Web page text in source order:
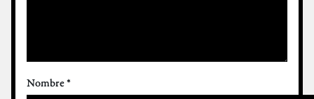
Nombre*